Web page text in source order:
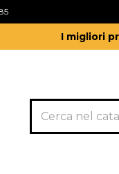
I migliori